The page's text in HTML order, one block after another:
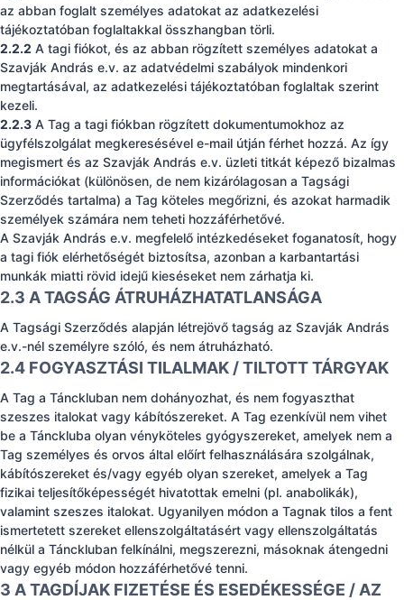
az abban foglalt személyes adatokat az adatkezelési
tájékoztatóban foglaltakkal összhangban törli.
2.2.2 A tagi fiókot, és az abban rögzített személyes adatokat a
Szavják András e.v. az adatvédelmi szabályok mindenkori
megtartásával, az adatkezelési tájékoztatóban foglaltak szerint
kezeli.
2.2.3 A Tag a tagi fiókban rögzített dokumentumokhoz az
ügyfélszolgálat megkeresésével e-mail útján férhet hozzá. Az így
megismert és az Szavják András e.v. üzleti titkát képező bizalmas
információkat (különösen, de nem kizárólagosan a Tagsági
Szerződés tartalma) a Tag köteles megőrizni, és azokat harmadik
személyek számára nem teheti hozzáférhetővé.
A Szavják András e.v. megfelelő intézkedéseket foganatosít, hogy
a tagi fiók elérhetőségét biztosítsa, azonban a karbantartási
munkák miatti rövid idejű kieséseket nem zárhatja ki.
2.3 A TAGSÁG ÁTRUHÁZHATATLANSÁGA
A Tagsági Szerződés alapján létrejövő tagság az Szavják András
e.v.-nél személyre szóló, és nem átruházható.
2.4 FOGYASZTÁSI TILALMAK / TILTOTT TÁRGYAK
A Tag a Tánckluban nem dohányozhat, és nem fogyaszthat
szeszes italokat vagy kábítószereket. A Tag ezenkívül nem vihet
be a Tánckluba olyan vényköteles gyógyszereket, amelyek nem a
Tag személyes és orvos által előírt felhasználására szolgálnak,
kábítószereket és/vagy egyéb olyan szereket, amelyek a Tag
fizikai teljesítőképességét hivatottak emelni (pl. anabolikák),
valamint szeszes italokat. Ugyanilyen módon a Tagnak tilos a fent
ismertetett szereket ellenszolgáltatásért vagy ellenszolgáltatás
nélkül a Tánckluban felkínálni, megszerezni, másoknak átengedni
vagy egyéb módon hozzáférhetővé tenni.
3 A TAGDÍJAK FIZETÉSE ÉS ESEDÉKESSÉGE / AZ